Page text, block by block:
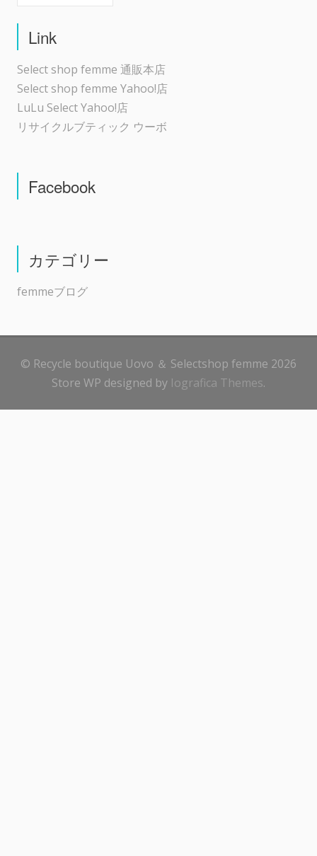
Link
Select shop femme 通販本店
Select shop femme Yahoo!店
LuLu Select Yahoo!店
リサイクルブティック ウーボ
Facebook
カテゴリー
femmeブログ
© Recycle boutique Uovo ＆ Selectshop femme 2026
Store WP designed by Iografica Themes.